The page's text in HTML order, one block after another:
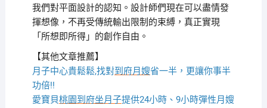
我們對平面設計的認知。設計師們現在可以盡情發
揮想像，不再受傳統輸出限制的束縛，真正實現
「所想即所得」的創作自由。
【其他文章推薦】
月子中心貴鬆鬆,找對到府月嫂省一半，更讓你事半
功倍!!
愛寶貝桃園到府坐月子提供24小時、9小時彈性月嫂